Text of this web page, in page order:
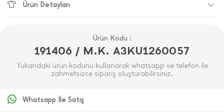
Ürün Detayları
Ürün Kodu :
191406 / M.K. A3KU1260057
Yukarıdaki ürün kodunu kullanarak whatsapp ve telefon ile
zahmetsizce sipariş oluşturabilirsiniz.
Whatsapp İle Satış